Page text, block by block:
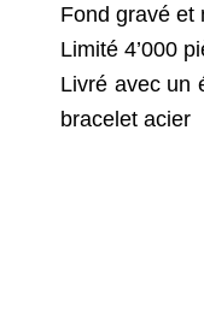
Fond gravé et
Limité 4’000
Livré avec un
bracelet acier